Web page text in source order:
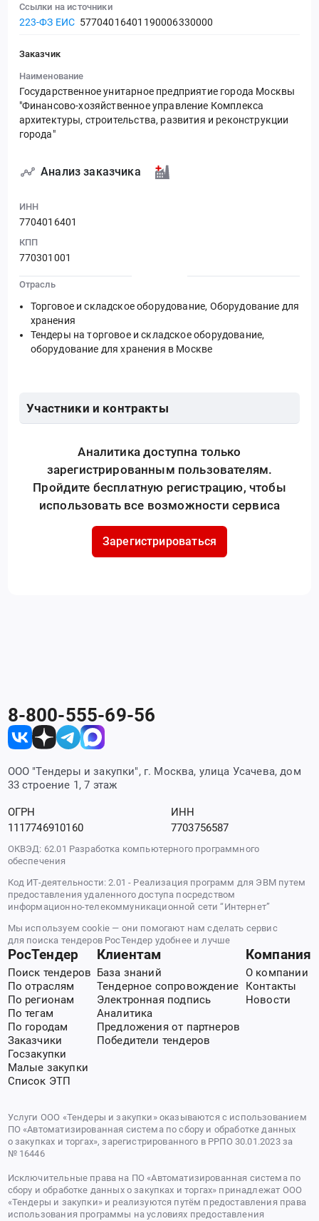
Ссылки на источники
223-ФЗ ЕИС 57704016401190006330000
Заказчик
Наименование
Государственное унитарное предприятие города Москвы
"Финансово-хозяйственное управление Комплекса
архитектуры, строительства, развития и реконструкции
города"
Анализ заказчика
ИНН
7704016401
КПП
770301001
Отрасль
Торговое и складское оборудование, Оборудование для
хранения
Тендеры на торговое и складское оборудование,
оборудование для хранения в Москве
Участники и контракты
Аналитика доступна только
зарегистрированным пользователям.
Пройдите бесплатную регистрацию, чтобы
использовать все возможности сервиса
Зарегистрироваться
8-800-555-69-56
ООО "Тендеры и закупки", г. Москва, улица Усачева, дом
33 строение 1, 7 этаж
ОГРН
1117746910160
ИНН
7703756587
ОКВЭД: 62.01 Разработка компьютерного программного
обеспечения
Код ИТ-деятельности: 2.01 - Реализация программ для ЭВМ путем
предоставления удаленного доступа посредством
информационно-телекоммуникационной сети “Интернет”
Мы используем cookie — они помогают нам сделать сервис
для поиска тендеров РосТендер удобнее и лучше
РосТендер
Поиск тендеров
По отраслям
По регионам
По тегам
По городам
Заказчики
Госзакупки
Малые закупки
Список ЭТП
Клиентам
База знаний
Тендерное сопровождение
Электронная подпись
Аналитика
Предложения от партнеров
Победители тендеров
Компания
О компании
Контакты
Новости
Услуги ООО «Тендеры и закупки» оказываются с использованием
ПО «Автоматизированная система по сбору и обработке данных
о закупках и торгах», зарегистрированного в РРПО 30.01.2023 за
№ 16446
Исключительные права на ПО «Автоматизированная система по
сбору и обработке данных о закупках и торгах» принадлежат ООО
«Тендеры и закупки» и реализуются путём предоставления права
использования программы на условиях предоставления